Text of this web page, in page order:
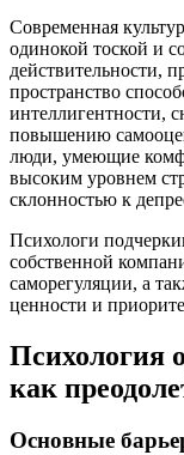
Современная
одинокой тоской и
действительности,
пространство
интеллигентности,
повышению
люди, умеющие
высоким уровнем
склонностью к
Психологи
собственной
саморегуляции, а
ценности и
Психология
как
Основные